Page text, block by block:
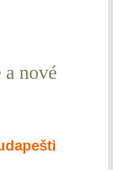
nové